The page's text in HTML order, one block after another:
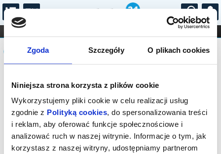
Zgoda Szczegóły O plikach cookies
Niniejsza strona korzysta z plików cookie
Wykorzystujemy pliki cookie w celu realizacji usług
zgodnie z Polityką cookies, do spersonalizowania treści
i reklam, aby oferować funkcje społecznościowe i
analizować ruch w naszej witrynie. Informacje o tym, jak
korzystasz z naszej witryny, udostępniamy partnerom
...
FILHARMONIA OPERA I BALET
STAND-UP
DLA DZIECI
Komunikat
Sprzedaż on-line została zakończona,
sprawdź dostępność biletów w kasie.